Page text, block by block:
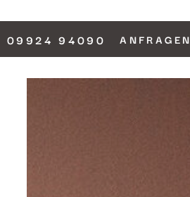
ANFRAGEN
09924 94090